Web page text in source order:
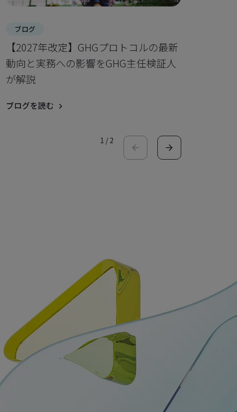
ブログ
【2027年改定】GHGプロトコルの最新
動向と実務への影響をGHG主任検証人
が解説
ブログを読む
1 / 2